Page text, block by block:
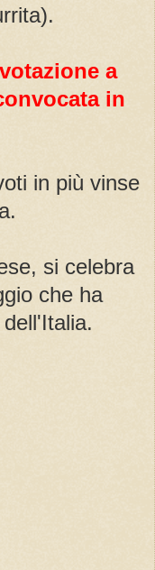
a
in
in più vinse
si celebra
che ha